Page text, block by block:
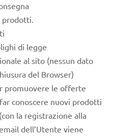
prodotti.
di legge
al sito (nessun dato
del Browser)
promuovere le offerte
conoscere nuovi prodotti
la registrazione alla
dell’Utente viene